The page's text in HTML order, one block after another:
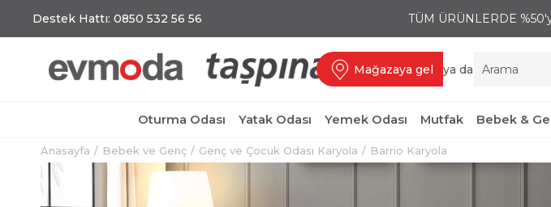
Destek Hattı: 0850 532 56 56 TÜM ÜRÜNLERDE
Mağazaya gel ya da
Oturma Odası Yatak Odası Yemek Odası Mutfak Bebek &
Anasayfa Bebek ve Genç Genç ve Çocuk Odası Karyola Barrio Karyola